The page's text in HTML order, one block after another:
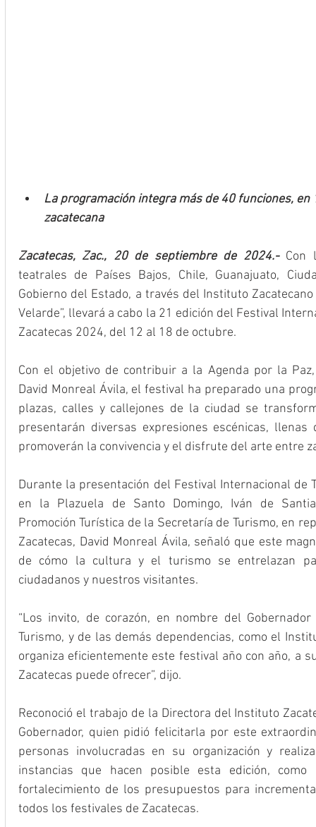
La programación integra más de 40 funciones,
zacatecana
Zacatecas, Zac., 20 de septiembre de 2024.- Con
teatrales de Países Bajos, Chile, Guanajuato,
Gobierno del Estado, a través del Instituto Zacatecano
Velarde”, llevará a cabo la 21 edición del Festival
Zacatecas 2024, del 12 al 18 de octubre.
Con el objetivo de contribuir a la Agenda por la
David Monreal Ávila, el festival ha preparado una
plazas, calles y callejones de la ciudad se
presentarán diversas expresiones escénicas,
promoverán la convivencia y el disfrute del arte entre
Durante la presentación del Festival Internacional de
en la Plazuela de Santo Domingo, Iván de
Promoción Turística de la Secretaría de Turismo, en
Zacatecas, David Monreal Ávila, señaló que este
de cómo la cultura y el turismo se entrelazan
ciudadanos y nuestros visitantes.
“Los invito, de corazón, en nombre del
Turismo, y de las demás dependencias, como el
organiza eficientemente este festival año con año, a
Zacatecas puede ofrecer”, dijo.
Reconoció el trabajo de la Directora del Instituto
Gobernador, quien pidió felicitarla por este
personas involucradas en su organización y
instancias que hacen posible esta edición,
fortalecimiento de los presupuestos para
todos los festivales de Zacatecas.